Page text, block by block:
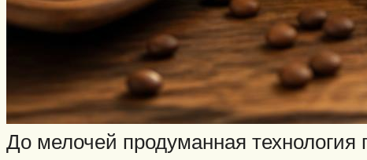
До мелочей продуманная технология